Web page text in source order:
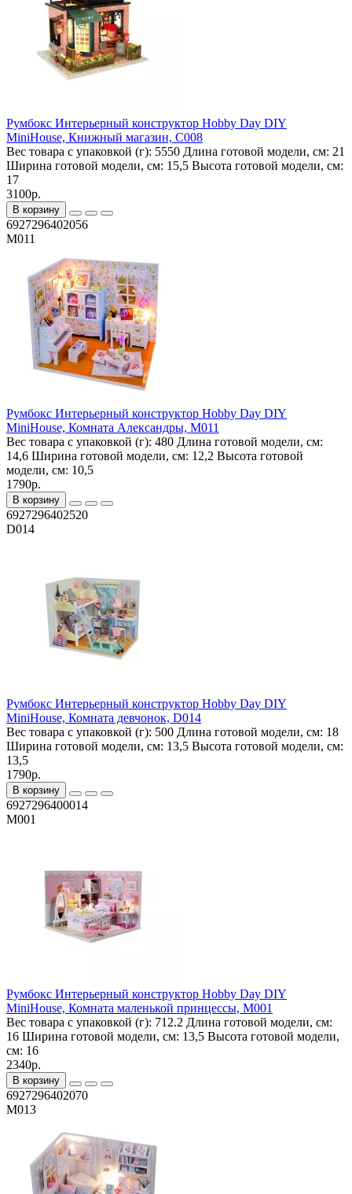
Румбокс Интерьерный конструктор Hobby Day DIY
MiniHouse, Книжный магазин, C008
Вес товара с упаковкой (г): 5550 Длина готовой модели, см: 21
Ширина готовой модели, см: 15,5 Высота готовой модели, см:
17
3100р.
В корзину
6927296402056
M011
Румбокс Интерьерный конструктор Hobby Day DIY
MiniHouse, Комната Александры, M011
Вес товара с упаковкой (г): 480 Длина готовой модели, см:
14,6 Ширина готовой модели, см: 12,2 Высота готовой
модели, см: 10,5
1790р.
В корзину
6927296402520
D014
Румбокс Интерьерный конструктор Hobby Day DIY
MiniHouse, Комната девчонок, D014
Вес товара с упаковкой (г): 500 Длина готовой модели, см: 18
Ширина готовой модели, см: 13,5 Высота готовой модели, см:
13,5
1790р.
В корзину
6927296400014
M001
Румбокс Интерьерный конструктор Hobby Day DIY
MiniHouse, Комната маленькой принцессы, M001
Вес товара с упаковкой (г): 712.2 Длина готовой модели, см:
16 Ширина готовой модели, см: 13,5 Высота готовой модели,
см: 16
2340р.
В корзину
6927296402070
M013